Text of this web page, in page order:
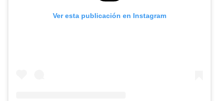
Ver esta publicación en Instagram